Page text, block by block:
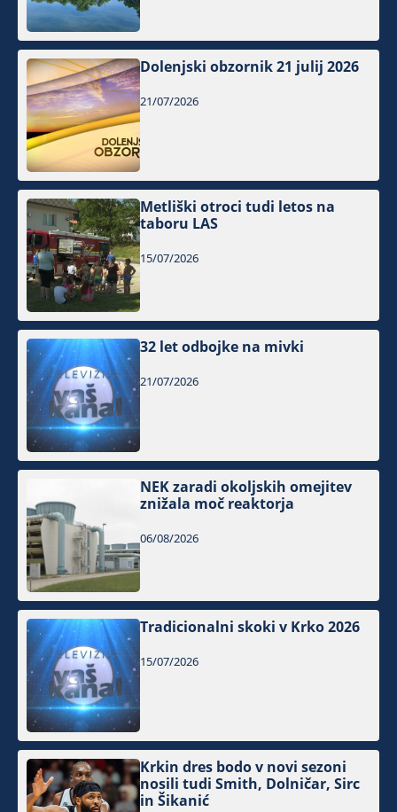
Dolenjski obzornik 21 julij 2026
21/07/2026
Metliški otroci tudi letos na
taboru LAS
15/07/2026
32 let odbojke na mivki
21/07/2026
NEK zaradi okoljskih omejitev
znižala moč reaktorja
06/08/2026
Tradicionalni skoki v Krko 2026
15/07/2026
Krkin dres bodo v novi sezoni
nosili tudi Smith, Dolničar, Sirc
in Šikanić